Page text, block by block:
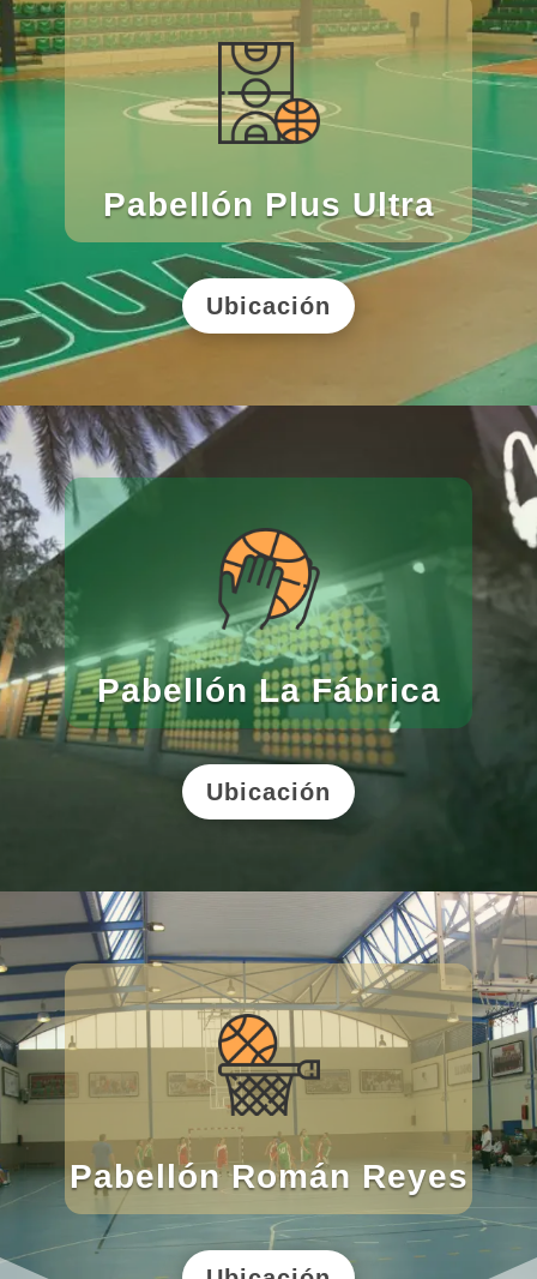
Pabellón Plus Ultra
Ubicación
Pabellón La Fábrica
Ubicación
Pabellón Román Reyes